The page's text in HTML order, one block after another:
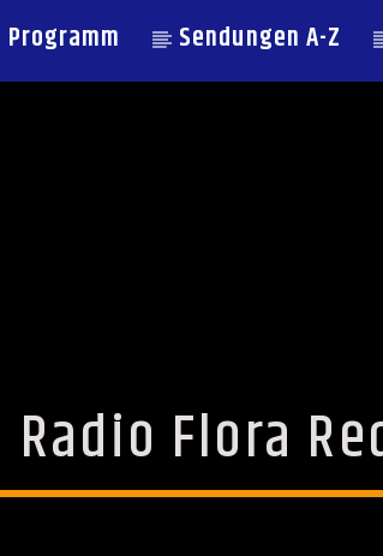
Programm Sendungen A-Z
Radio Flora